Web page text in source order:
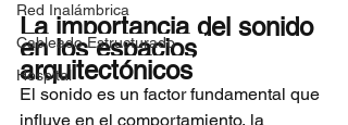
Red Inalámbrica
Cableado Estructurado
Hospital
La importancia del sonido
en los espacios
arquitectónicos
El sonido es un factor fundamental que
influye en el comportamiento, la